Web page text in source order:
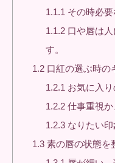
1.1.1 その時必要
1.1.2 口や唇は
す。
1.2 口紅の選ぶ時の
1.2.1 お気に入
1.2.2 仕事重視か
1.2.3 なりたい
1.3 素の唇の状態を